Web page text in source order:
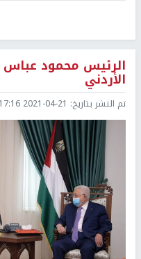
الرئيس محمود عباس
الأردني
تم النشر بتاريخ: 2021-04-21 17:16